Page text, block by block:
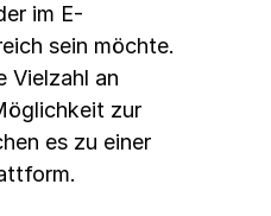
im E-
sein möchte.
Vielzahl an
zur
es zu einer